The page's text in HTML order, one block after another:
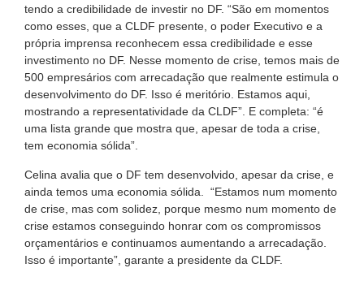
tendo a credibilidade de investir no DF. “São em momentos
como esses, que a CLDF presente, o poder Executivo e a
própria imprensa reconhecem essa credibilidade e esse
investimento no DF. Nesse momento de crise, temos mais de
500 empresários com arrecadação que realmente estimula o
desenvolvimento do DF. Isso é meritório. Estamos aqui,
mostrando a representatividade da CLDF”. E completa: “é
uma lista grande que mostra que, apesar de toda a crise,
tem economia sólida”.
Celina avalia que o DF tem desenvolvido, apesar da crise, e
ainda temos uma economia sólida. “Estamos num momento
de crise, mas com solidez, porque mesmo num momento de
crise estamos conseguindo honrar com os compromissos
orçamentários e continuamos aumentando a arrecadação.
Isso é importante”, garante a presidente da CLDF.